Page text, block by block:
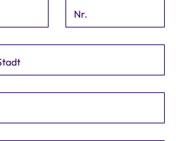
Nr.